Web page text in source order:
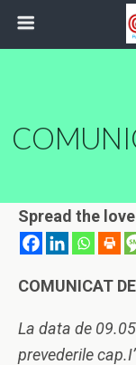
Spread the love
COMUNICAT
La data de
prevederile